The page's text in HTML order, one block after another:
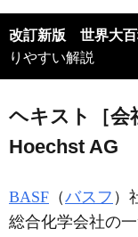
改訂新版 世界大百
りやすい解説
ヘキスト［会
Hoechst AG
BASF （バスフ ）
総合化学会社の